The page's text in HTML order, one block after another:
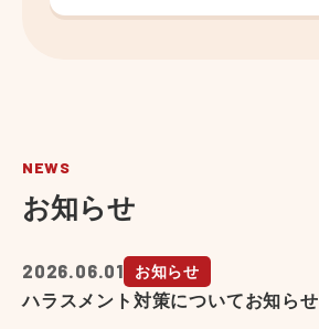
NEWS
お知らせ
2026.06.01 お知らせ
ハラスメント対策についてお知らせ